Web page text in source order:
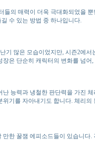
의 매력이 더욱 극대화되었을
수 있는 방법 중 하나입니다.
많은 모습이었지만, 시즌2에
은 단순히 캐릭터의 변화를 넘
능력과 냉철한 판단력을 가진
기를 자아내기도 합니다. 체리
한 꿀잼 에피소드들이 있습니